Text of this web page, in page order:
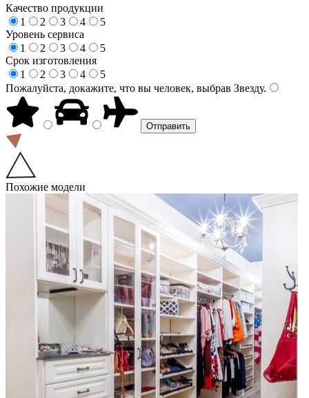
Качество продукции
1
2 3 4
5
Уровень сервиса
1
2 3 4
5
Срок изготовления
1
2 3 4
5
Пожалуйста, докажите, что вы человек, выбрав Звезду.
Похожие модели